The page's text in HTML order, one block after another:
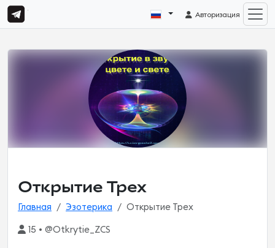
Авторизация
Открытие Трех
Главная Эзотерика Открытие Трех
15 • @Otkrytie_ZCS